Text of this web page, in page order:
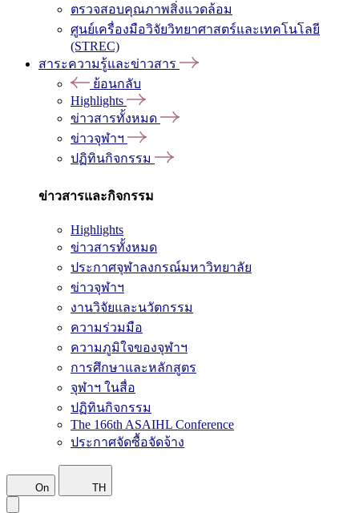
ตรวจสอบคุณภาพสิ่งแวดล้อม
ศูนย์เครื่องมือวิจัยวิทยาศาสตร์และเทคโนโลยี
(STREC)
สาระความรู้และข่าวสาร
ย้อนกลับ
Highlights
ข่าวสารทั้งหมด
ข่าวจุฬาฯ
ปฏิทินกิจกรรม
ข่าวสารและกิจกรรม
Highlights
ข่าวสารทั้งหมด
ประกาศจุฬาลงกรณ์มหาวิทยาลัย
ข่าวจุฬาฯ
งานวิจัยและนวัตกรรม
ความร่วมมือ
ความภูมิใจของจุฬาฯ
การศึกษาและหลักสูตร
จุฬาฯ ในสื่อ
ปฏิทินกิจกรรม
The 166th ASAIHL Conference
ประกาศจัดซื้อจัดจ้าง
On TH